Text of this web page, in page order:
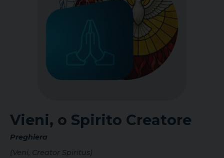
Vieni, o Spirito Creatore
Preghiera
(Veni, Creator Spiritus)